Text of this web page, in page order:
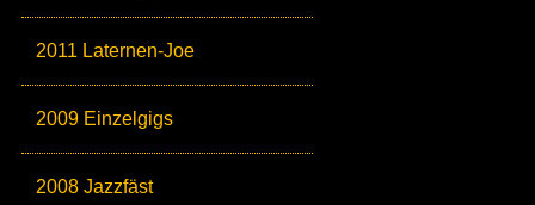
2011 Laternen-Joe
2009 Einzelgigs
2008 Jazzfäst